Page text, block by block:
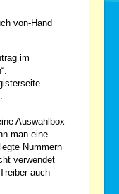
von-Hand
im
Auswahlbox
man eine
Nummern
verwendet
auch